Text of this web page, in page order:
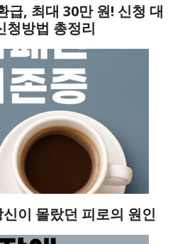
급, 최대 30만 원! 신청 대
청방법 총정리
이 몰랐던 피로의 원인